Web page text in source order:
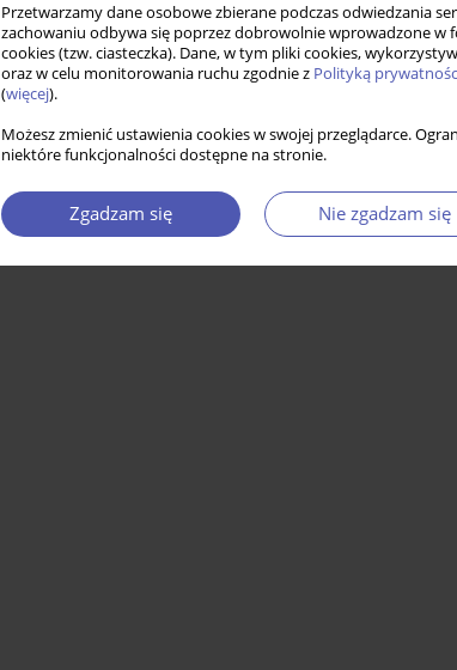
Przetwarzamy dane osobowe zbierane podczas odwiedzania
zachowaniu odbywa się poprzez dobrowolnie wprowadzone
cookies (tzw. ciasteczka). Dane, w tym pliki cookies,
oraz w celu monitorowania ruchu zgodnie z Polityką
(więcej).
Możesz zmienić ustawienia cookies w swojej przeglądarce.
niektóre funkcjonalności dostępne na stronie.
Zgadzam się Nie zgadzam się